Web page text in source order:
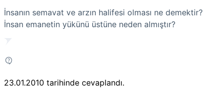
İnsanın semavat ve arzın halifesi olması ne demektir?
İnsan emanetin yükünü üstüne neden almıştır?
23.01.2010 tarihinde cevaplandı.